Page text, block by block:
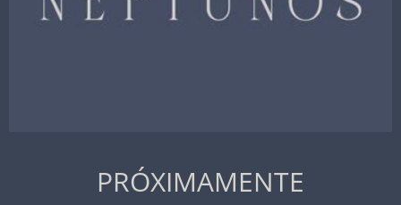
PRÓXIMAMENTE